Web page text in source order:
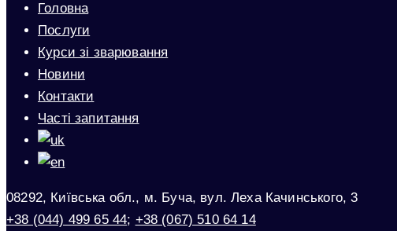
Головна
Послуги
Курси зі зварювання
Новини
Контакти
Часті запитання
08292, Київська обл., м. Буча, вул. Леха Качинського, 3
+38 (044) 499 65 44; +38 (067) 510 64 14